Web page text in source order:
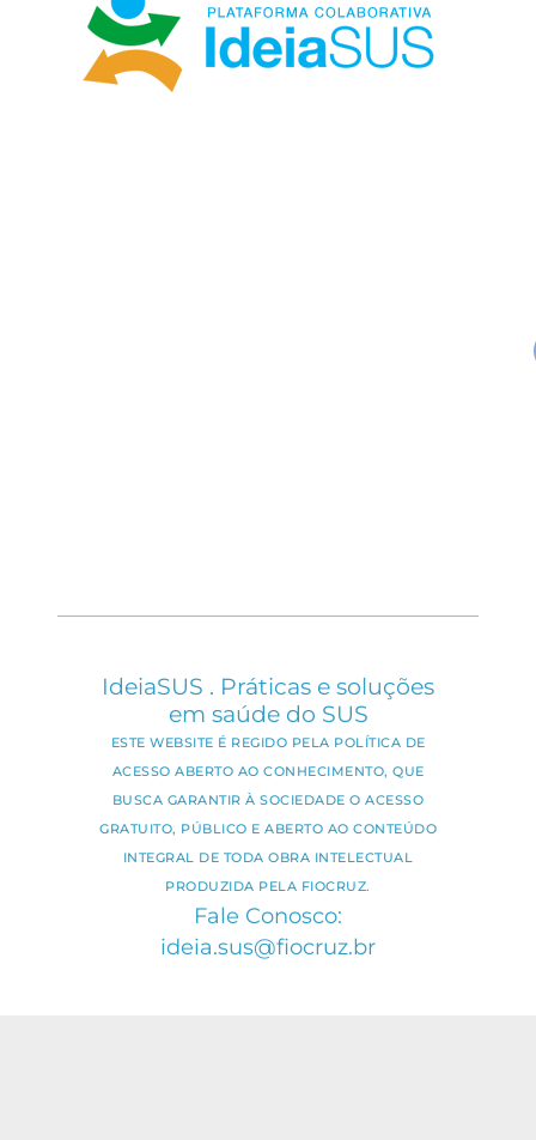
IdeiaSUS . Práticas e soluções
em saúde do SUS
ESTE WEBSITE É REGIDO PELA POLÍTICA DE
ACESSO ABERTO AO CONHECIMENTO, QUE
BUSCA GARANTIR À SOCIEDADE O ACESSO
GRATUITO, PÚBLICO E ABERTO AO CONTEÚDO
INTEGRAL DE TODA OBRA INTELECTUAL
PRODUZIDA PELA FIOCRUZ.
Fale Conosco:
ideia.sus@fiocruz.br